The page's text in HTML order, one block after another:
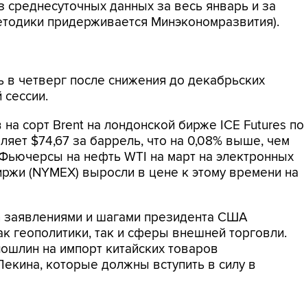
среднесуточных данных за весь январь и за
придерживается Минэкономразвития).
четверг после снижения до декабрьских
сорт Brent на лондонской бирже ICE Futures по
$74,67 за баррель, что на 0,08% выше, чем
на нефть WTI на март на электронных
(NYMEX) выросли в цене к этому времени на
и шагами президента США
геополитики, так и сферы внешней торговли.
на импорт китайских товаров
которые должны вступить в силу в